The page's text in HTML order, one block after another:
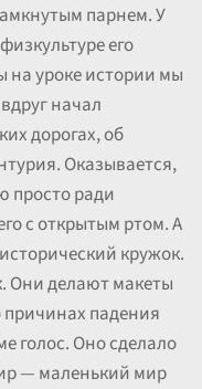
парнем. У
его
уроке истории мы
начал
дорогах, об
Оказывается,
просто ради
с открытым ртом. А
кружок.
Они делают макеты
причинах падения
голос. Оно сделало
— маленький мир